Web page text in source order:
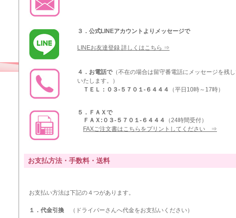
３．公式LINEアカウントよりメッセージで
LINEお友達登録 詳しくはこちら ⇒
４．お電話で（不在の場合は留守番電話にメッセージを残
いたします。）
ＴＥＬ：０３-５７０１-６４４４
（平日10時～17時）
５．ＦＡＸで
ＦＡＸ:０３-５７０１-６４４４
（24時間受付）
FAXご注文書はこちらをプリントしてください ⇒
お支払方法・手数料・送料
お支払い方法は下記の４つがあります。
１．代金引換 （ドライバーさんへ代金をお支払いください）